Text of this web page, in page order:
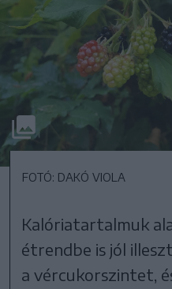
FOTÓ: DAKÓ VIOLA
Kalóriatartalmuk
étrendbe is jól
a vércukorszintet,